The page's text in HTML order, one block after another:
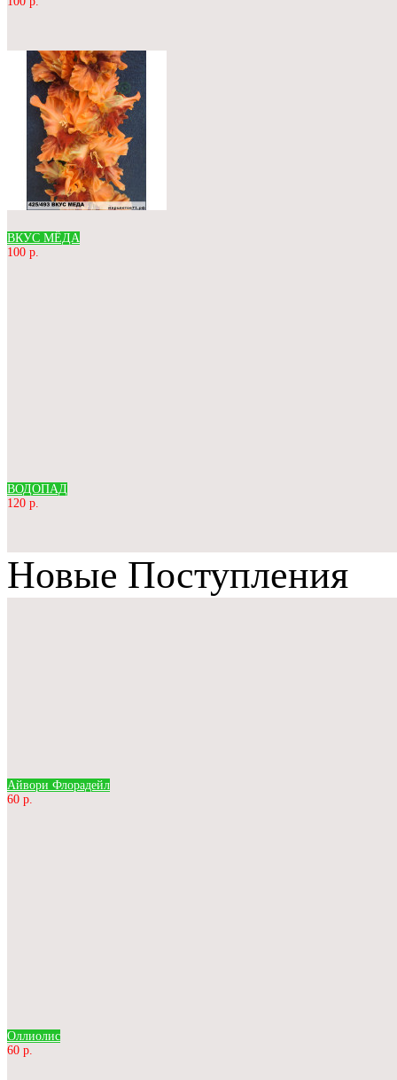
ВКУС МЁДА
100 р.
ВОДОПАД
120 р.
Новые Поступления
Айвори Флорадейл
60 р.
Оллиолис
60 р.